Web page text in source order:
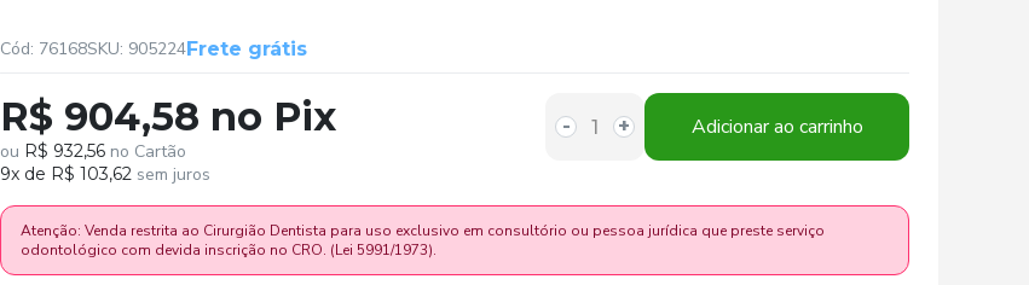
Cód: 76168SKU: 905224Frete grátis
R$ 904,58 no Pix
ou R$ 932,56 no Cartão
9x de R$ 103,62 sem juros
- + Adicionar ao carrinho
Atenção: Venda restrita ao Cirurgião Dentista para uso exclusivo em consultório ou pessoa jurídica que preste serviço
odontológico com devida inscrição no CRO. (Lei 5991/1973).